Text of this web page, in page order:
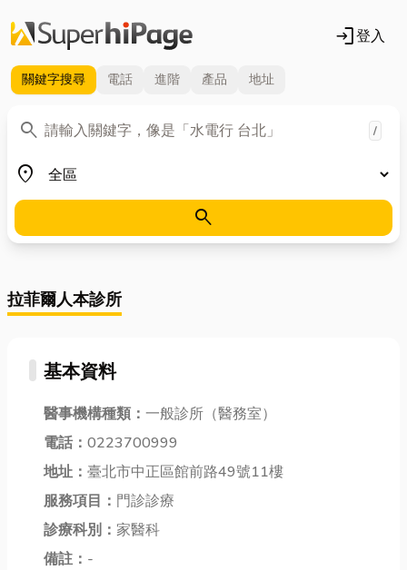
login登入
關鍵字搜尋 電話 進階 產品 地址
search
關鍵字 /
place
地區
search
拉菲爾人本診所
基本資料
醫事機構種類： 一般診所（醫務室）
電話： 0223700999
地址： 臺北市中正區館前路49號11樓
服務項目： 門診診療
診療科別： 家醫科
備註： -